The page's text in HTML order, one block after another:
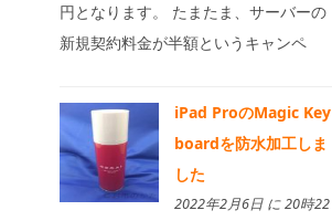
円となります。 たまたま、サーバーの
新規契約料金が半額というキャンペ
iPad ProのMagic Key
boardを防水加工しま
した
2022年2月6日 に 20時22